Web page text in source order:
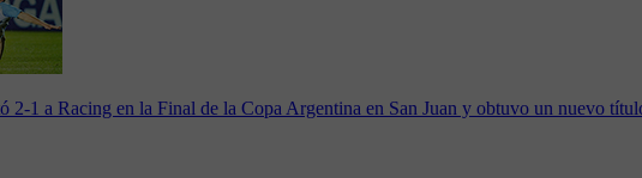
2-1 a Racing en la Final de la Copa Argentina en San Juan y obtuvo un nuevo